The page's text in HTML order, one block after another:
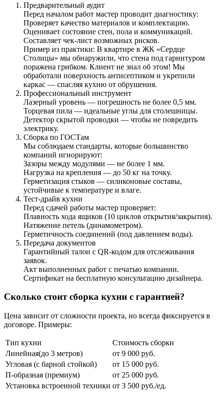
Предварительный аудит
Перед началом работ мастер проводит диагностику:
Проверяет качество материалов и комплектацию.
Оценивает состояние стен, пола и коммуникаций.
Составляет чек-лист возможных рисков.
Пример из практики: В квартире в ЖК «Сердце
Столицы» мы обнаружили, что стена под гарнитуром
поражена грибком. Клиент не знал об этом! Мы
обработали поверхность антисептиком и укрепили
каркас — спасляя кухню от обрушения.
Профессиональный инструмент
Лазерный уровень — погрешность не более 0,5 мм.
Торцевая пила — идеальные углы для столешницы.
Детектор скрытой проводки — чтобы не повредить
электрику.
Сборка по ГОСТам
Мы соблюдаем стандарты, которые большинство
компаний игнорируют:
Зазоры между модулями — не более 1 мм.
Нагрузка на крепления — до 50 кг на точку.
Герметизация стыков — силиконовые составы,
устойчивые к температуре и влаге.
Тест-драйв кухни
Перед сдачей работы мастер проверяет:
Плавность хода ящиков (10 циклов открытия/закрытия).
Натяжение петель (динамометром).
Герметичность соединений (под давлением воды).
Передача документов
Гарантийный талон с QR-кодом для отслеживания
заявок.
Акт выполненных работ с печатью компании.
Сертификат на бесплатную консультацию дизайнера.
Сколько стоит сборка кухни с гарантией?
Цена зависит от сложности проекта, но всегда фиксируется в
договоре. Примеры:
Тип кухни
Стоимость сборки
Линейная(до 3 метров)
от 9 000 руб.
Угловая (с барной стойкой)
от 15 000 руб.
П-образная (премиум)
от 25 000 руб.
Установка встроенной техники от 3 500 руб./ед.